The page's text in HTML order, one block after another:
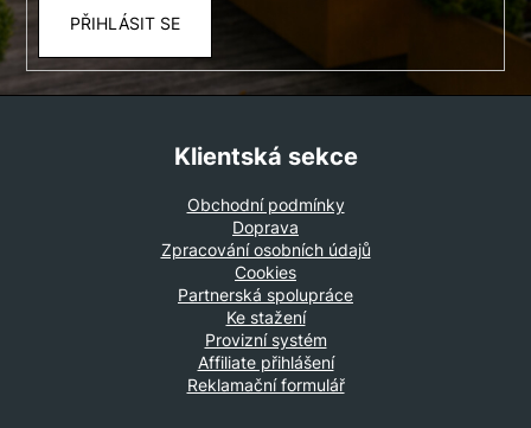
PŘIHLÁSIT SE
Klientská sekce
Obchodní podmínky
Doprava
Zpracování osobních údajů
Cookies
Partnerská spolupráce
Ke stažení
Provizní systém
Affiliate přihlášení
Reklamační formulář